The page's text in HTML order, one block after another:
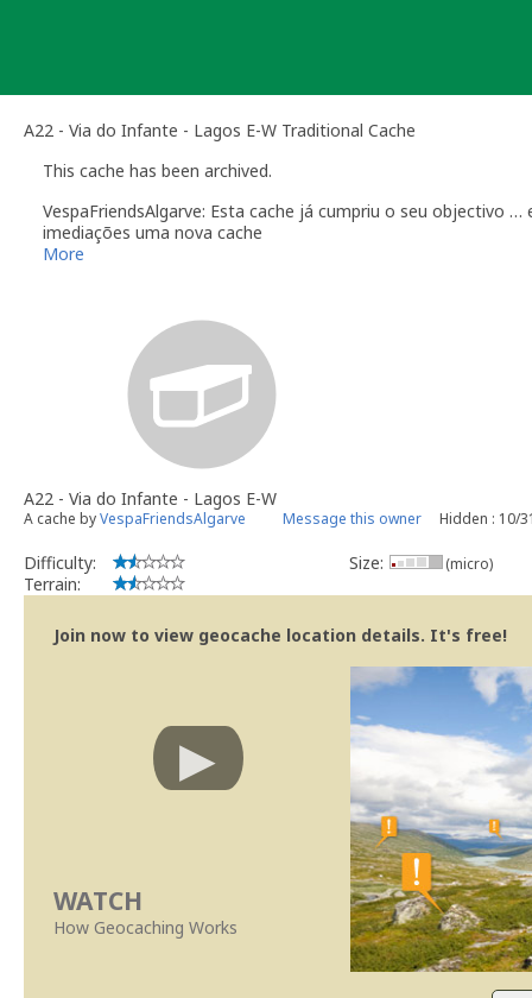
A22 - Via do Infante - Lagos E-W Traditional Cache
This cache has been archived.
VespaFriendsAlgarve: Esta cache já cumpriu o seu objectivo
imediações uma nova cache
More
A22 - Via do Infante - Lagos E-W
A cache byVespaFriendsAlgarve Message this owner Hidden : 10/
Difficulty:
Terrain:
Size: (micro)
Join now to view geocache location details. It's free!
WATCH
How Geocaching Works